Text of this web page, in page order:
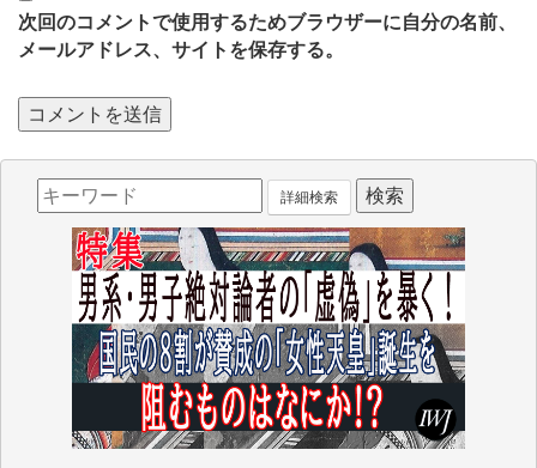
次回のコメントで使用するためブラウザーに自分の名前、
メールアドレス、サイトを保存する。
詳細検索